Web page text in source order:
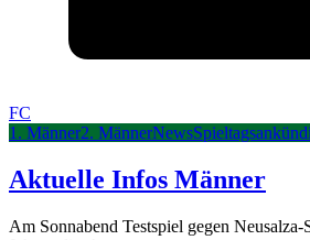
FC
1. Männer2. MännerNews
Aktuelle Infos Männer
Am Sonnabend Testspiel gegen Neusalza-